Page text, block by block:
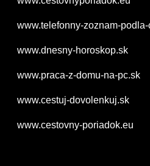
www.telefonny-zoznam-
www.dnesny-horoskop.sk
www.praca-z-domu-na-pc.sk
www.cestuj-dovolenkuj.sk
www.cestovny-poriadok.eu